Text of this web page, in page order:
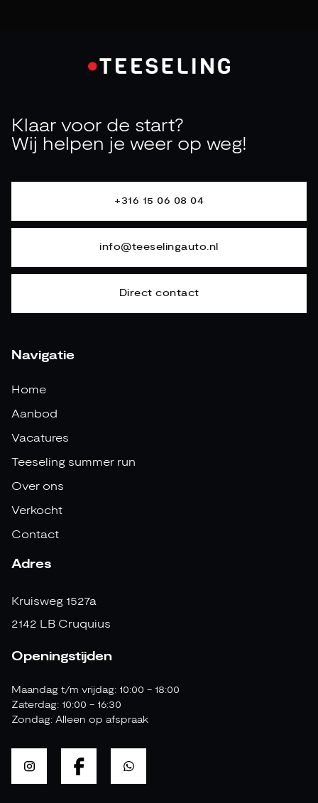
Klaar voor de start?
Wij helpen je weer op weg!
+316 15 06 08 04
info@teeselingauto.nl
Direct contact
Navigatie
Home
Aanbod
Vacatures
Teeseling summer run
Over ons
Verkocht
Contact
Adres
Kruisweg 1527a
2142 LB Cruquius
Openingstijden
Maandag t/m vrijdag: 10:00 - 18:00
Zaterdag: 10:00 - 16:30
Zondag: Alleen op afspraak